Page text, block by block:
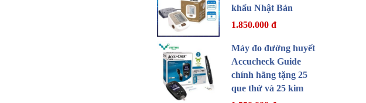
khẩu Nhật Bản
1.850.000 đ
Máy đo đường huyết
Accucheck Guide
chính hãng tặng 25
que thử và 25 kim